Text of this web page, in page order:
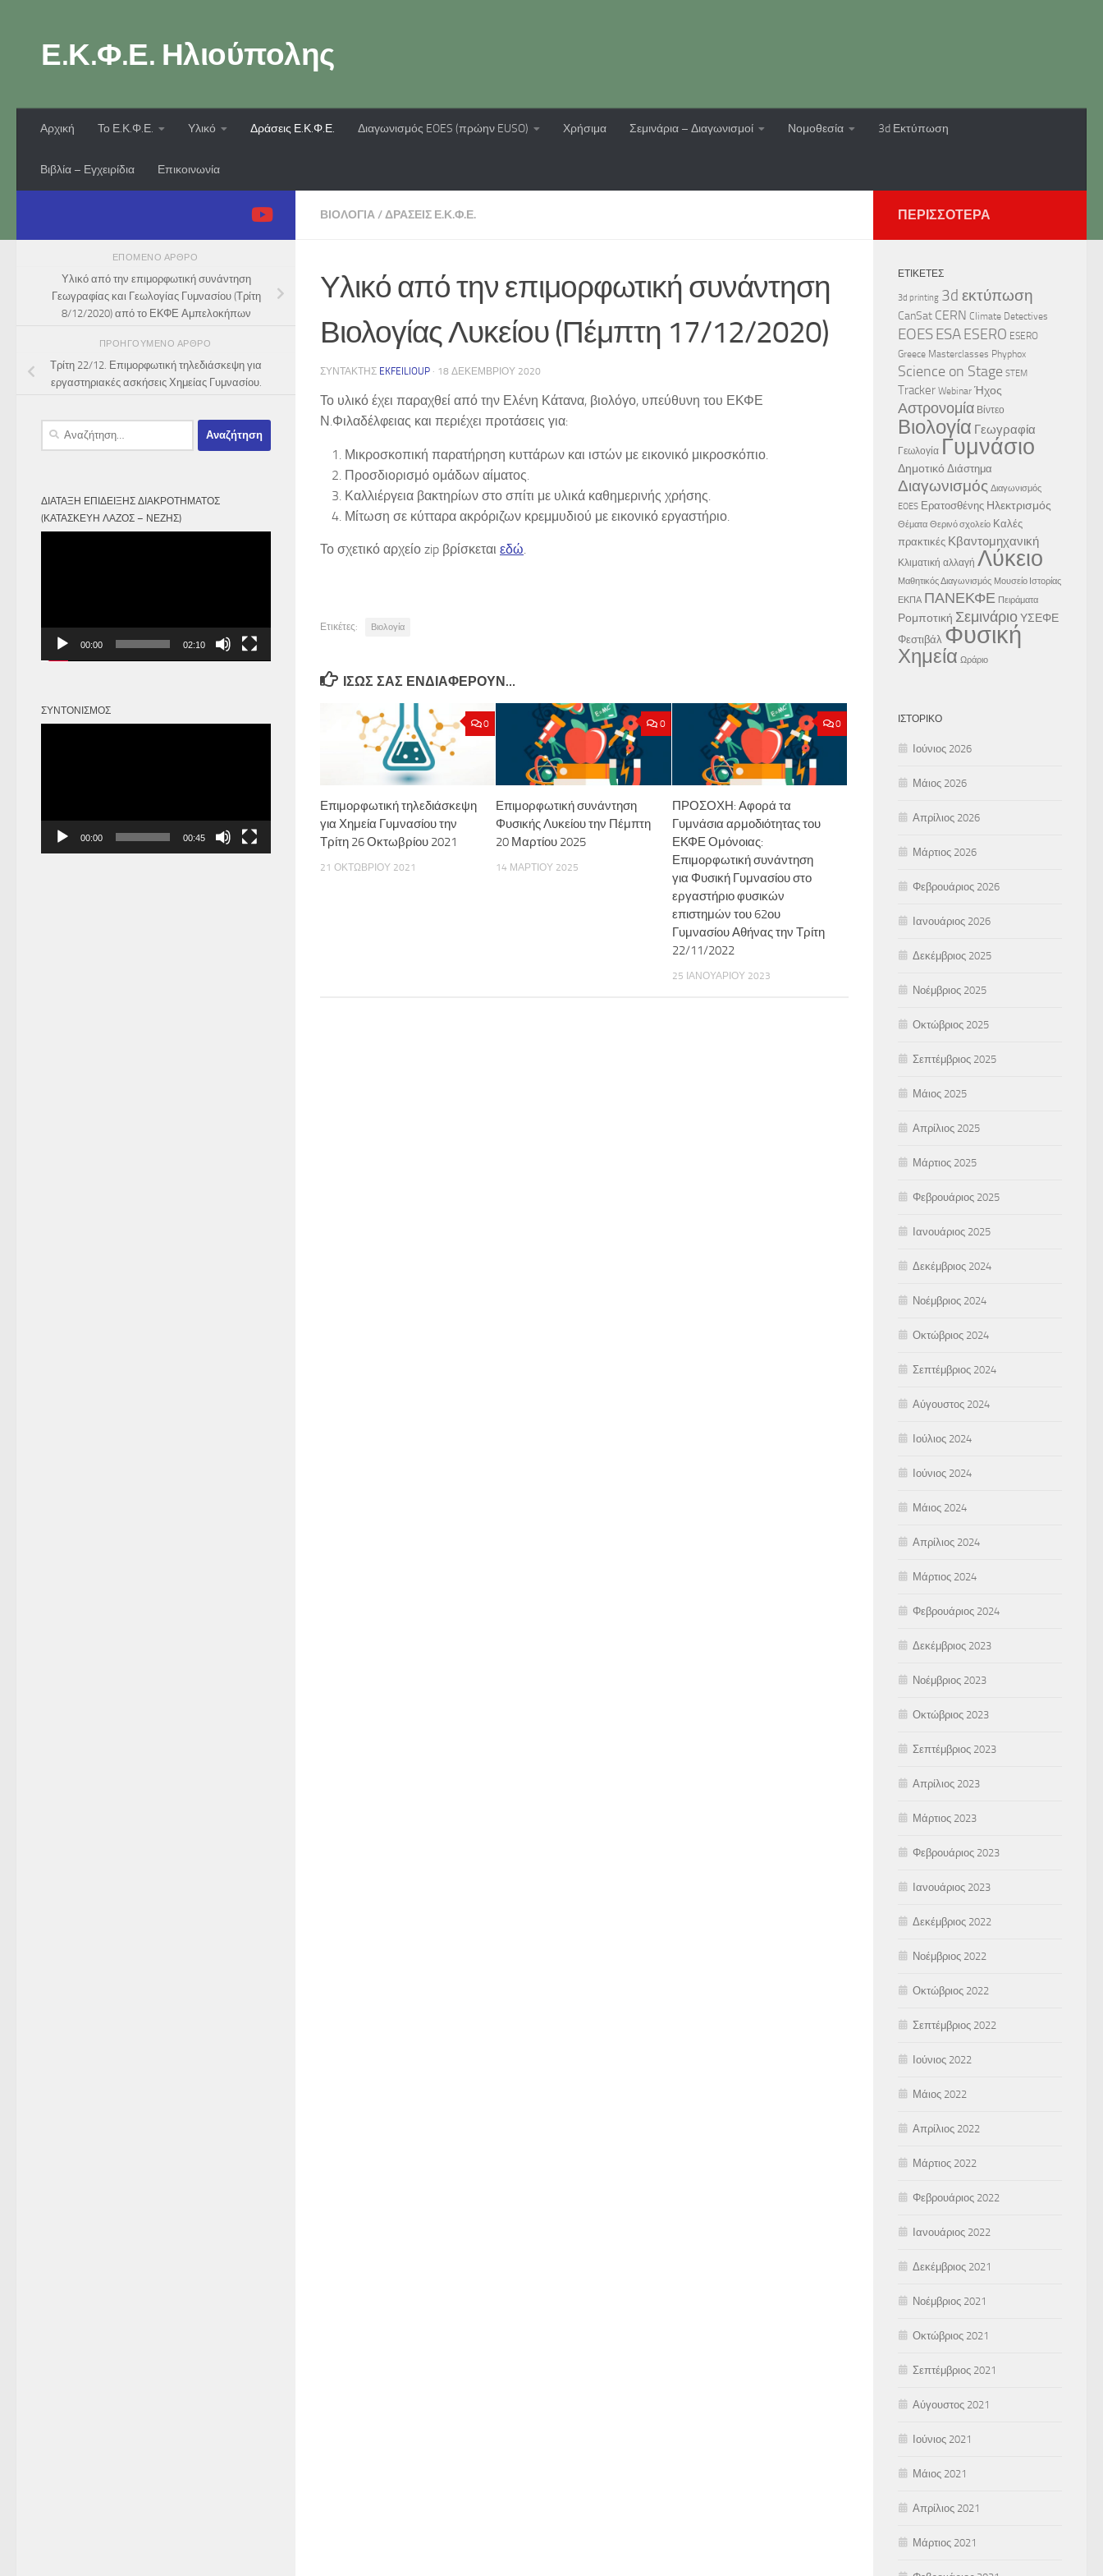
Ε.Κ.Φ.Ε. Ηλιούπολης
Αρχική Το Ε.Κ.Φ.Ε. Υλικό Δράσεις Ε.Κ.Φ.Ε. Διαγωνισμός EOES (πρώην EUSO) Χρήσιμα Σεμινάρια – Διαγωνισμοί Νομοθεσία 3d Εκτύπωση
Βιβλία – Εγχειρίδια Επικοινωνία
ΒΙΟΛΟΓΊΑ/ΔΡΆΣΕΙΣ Ε.Κ.Φ.Ε.
Υλικό από την επιμορφωτική συνάντηση
Βιολογίας Λυκείου (Πέμπτη 17/12/2020)
ΣΥΝΤΆΚΤΗΣ EKFEILIOUP · 18 ΔΕΚΕΜΒΡΊΟΥ 2020
Το υλικό έχει παραχθεί από την Ελένη Κάτανα, βιολόγο, υπεύθυνη του ΕΚΦΕ
Ν.Φιλαδέλφειας και περιέχει προτάσεις για:
Μικροσκοπική παρατήρηση κυττάρων και ιστών με εικονικό μικροσκόπιο.
Προσδιορισμό ομάδων αίματος.
Καλλιέργεια βακτηρίων στο σπίτι με υλικά καθημερινής χρήσης.
Μίτωση σε κύτταρα ακρόριζων κρεμμυδιού με εικονικό εργαστήριο.
Το σχετικό αρχείο zip βρίσκεται εδώ.
Ετικέτες: Βιολογία
ΊΣΩΣ ΣΑΣ ΕΝΔΙΑΦΈΡΟΥΝ…
0
Επιμορφωτική τηλεδιάσκεψη
για Χημεία Γυμνασίου την
Τρίτη 26 Οκτωβρίου 2021
21 ΟΚΤΩΒΡΊΟΥ 2021
0
Επιμορφωτική συνάντηση
Φυσικής Λυκείου την Πέμπτη
20 Μαρτίου 2025
14 ΜΑΡΤΊΟΥ 2025
0
ΠΡΟΣΟΧΗ: Αφορά τα
Γυμνάσια αρμοδιότητας του
ΕΚΦΕ Ομόνοιας:
Επιμορφωτική συνάντηση
για Φυσική Γυμνασίου στο
εργαστήριο φυσικών
επιστημών του 62ου
Γυμνασίου Αθήνας την Τρίτη
22/11/2022
25 ΙΑΝΟΥΑΡΊΟΥ 2023
ΕΠΌΜΕΝΟ ΆΡΘΡΟ
Υλικό από την επιμορφωτική συνάντηση
Γεωγραφίας και Γεωλογίας Γυμνασίου (Τρίτη
8/12/2020) από το ΕΚΦΕ Αμπελοκήπων
ΠΡΟΗΓΟΎΜΕΝΟ ΆΡΘΡΟ
Τρίτη 22/12. Επιμορφωτική τηλεδιάσκεψη για
εργαστηριακές ασκήσεις Χημείας Γυμνασίου.
Αναζήτηση
ΔΙΆΤΑΞΗ ΕΠΊΔΕΙΞΗΣ ΔΙΑΚΡΟΤΉΜΑΤΟΣ
(ΚΑΤΑΣΚΕΥΉ ΛΆΖΟΣ – ΝΈΖΗΣ)
00:00 02:10
ΣΥΝΤΟΝΙΣΜΌΣ
00:00 00:45
ΠΕΡΙΣΣΌΤΕΡΑ
ΕΤΙΚΈΤΕΣ
3d printing 3d εκτύπωση
CanSat CERN Climate Detectives
EOESESAESERO ESERO
Greece Masterclasses Phyphox
Science on Stage STEM
Tracker Webinar Ήχος
Αστρονομία Βίντεο
Βιολογία Γεωγραφία
Γεωλογία Γυμνάσιο
Δημοτικό Διάστημα
Διαγωνισμός Διαγωνισμός
EOES Ερατοσθένης Ηλεκτρισμός
Θέματα Θερινό σχολείο Καλές
πρακτικές Κβαντομηχανική
Κλιματική αλλαγή Λύκειο
Μαθητικός Διαγωνισμός Μουσείο Ιστορίας
ΕΚΠΑ ΠΑΝΕΚΦΕ Πειράματα
Ρομποτική ΣεμινάριοΥΣΕΦΕ
Φεστιβάλ Φυσική
Χημεία Ωράριο
ΙΣΤΟΡΙΚΌ
Ιούνιος 2026
Μάιος 2026
Απρίλιος 2026
Μάρτιος 2026
Φεβρουάριος 2026
Ιανουάριος 2026
Δεκέμβριος 2025
Νοέμβριος 2025
Οκτώβριος 2025
Σεπτέμβριος 2025
Μάιος 2025
Απρίλιος 2025
Μάρτιος 2025
Φεβρουάριος 2025
Ιανουάριος 2025
Δεκέμβριος 2024
Νοέμβριος 2024
Οκτώβριος 2024
Σεπτέμβριος 2024
Αύγουστος 2024
Ιούλιος 2024
Ιούνιος 2024
Μάιος 2024
Απρίλιος 2024
Μάρτιος 2024
Φεβρουάριος 2024
Δεκέμβριος 2023
Νοέμβριος 2023
Οκτώβριος 2023
Σεπτέμβριος 2023
Απρίλιος 2023
Μάρτιος 2023
Φεβρουάριος 2023
Ιανουάριος 2023
Δεκέμβριος 2022
Νοέμβριος 2022
Οκτώβριος 2022
Σεπτέμβριος 2022
Ιούνιος 2022
Μάιος 2022
Απρίλιος 2022
Μάρτιος 2022
Φεβρουάριος 2022
Ιανουάριος 2022
Δεκέμβριος 2021
Νοέμβριος 2021
Οκτώβριος 2021
Σεπτέμβριος 2021
Αύγουστος 2021
Ιούνιος 2021
Μάιος 2021
Απρίλιος 2021
Μάρτιος 2021